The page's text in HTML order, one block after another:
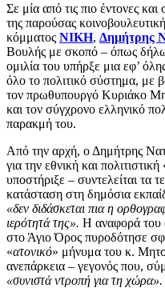
Σε μία από τις πιο έντονες
της παρούσας
κόμματος ΝΙΚΗ, Δημήτρης
Βουλής με σκοπό – όπως
ομιλία του υπήρξε μια εφ’
όλο το πολιτικό σύστημα, με
τον πρωθυπουργό Κυριάκο
και τον σύγχρονο ελληνικό
παρακμή του.
Από την αρχή, ο Δημήτρης
για την εθνική και πολιτιστική
υποστήριξε – συντελείται τα
κατάσταση στη δημόσια
«δεν διδάσκεται πια η
ιερότητά της». Η αναφορά του
στο Άγιο Όρος πυροδότησε
«ατονικό» μήνυμα του κ.
ανεπάρκεια – γεγονός που,
«συνιστά ντροπή για τη χώρα».